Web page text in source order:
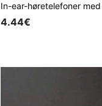
4.44€